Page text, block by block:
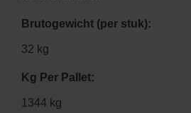
Brutogewicht (per stuk):
32 kg
Kg Per Pallet:
1344 kg